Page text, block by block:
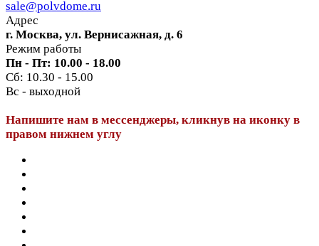
sale@polvdome.ru
Адрес
г. Москва, ул. Вернисажная, д. 6
Режим работы
Пн - Пт: 10.00 - 18.00
Сб: 10.30 - 15.00
Вс - выходной
Напишите нам в мессенджеры, кликнув на иконку в
правом нижнем углу